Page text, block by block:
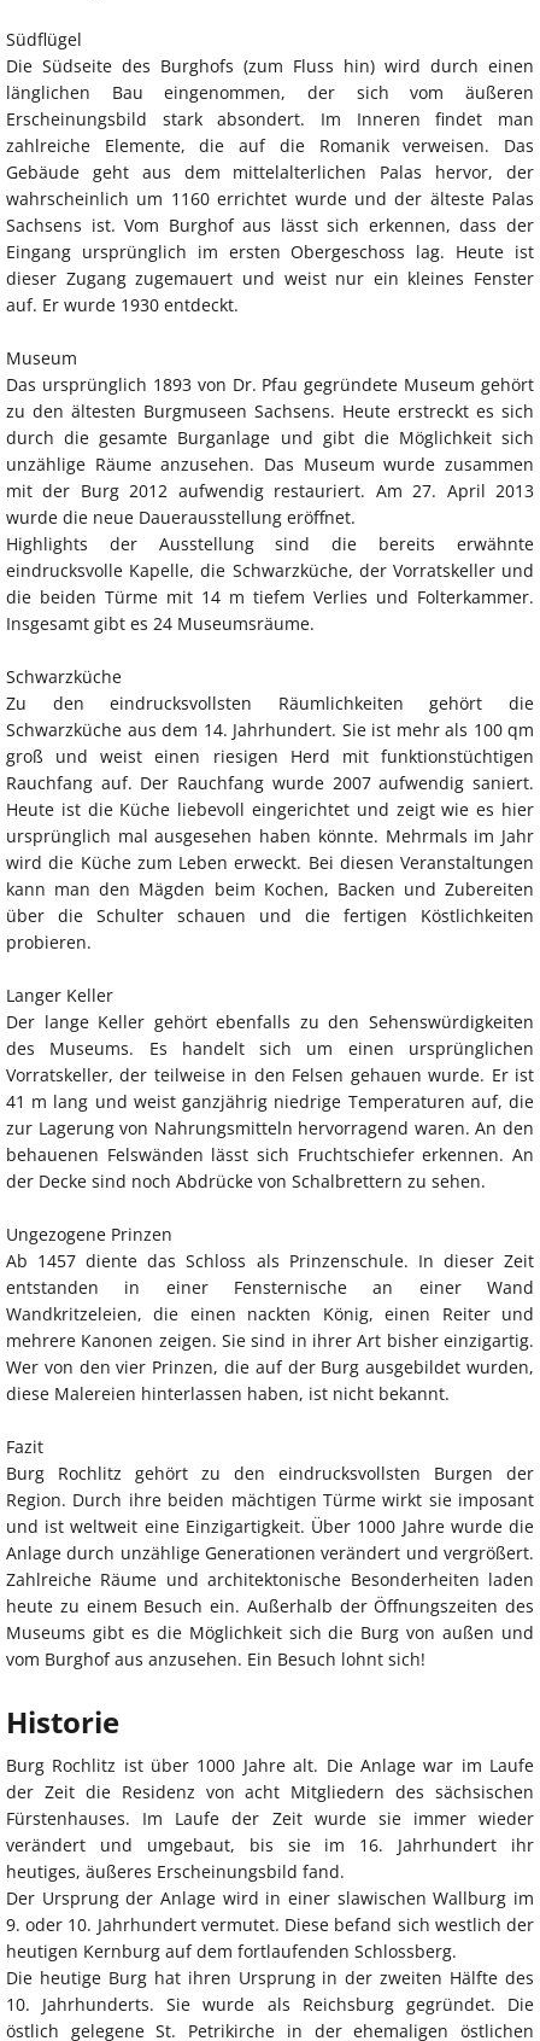
Südflügel
Die Südseite des Burghofs (zum Fluss hin) wird durch einen
länglichen Bau eingenommen, der sich vom äußeren
Erscheinungsbild stark absondert. Im Inneren findet man
zahlreiche Elemente, die auf die Romanik verweisen. Das
Gebäude geht aus dem mittelalterlichen Palas hervor, der
wahrscheinlich um 1160 errichtet wurde und der älteste Palas
Sachsens ist. Vom Burghof aus lässt sich erkennen, dass der
Eingang ursprünglich im ersten Obergeschoss lag. Heute ist
dieser Zugang zugemauert und weist nur ein kleines Fenster
auf. Er wurde 1930 entdeckt.
Museum
Das ursprünglich 1893 von Dr. Pfau gegründete Museum gehört
zu den ältesten Burgmuseen Sachsens. Heute erstreckt es sich
durch die gesamte Burganlage und gibt die Möglichkeit sich
unzählige Räume anzusehen. Das Museum wurde zusammen
mit der Burg 2012 aufwendig restauriert. Am 27. April 2013
wurde die neue Dauerausstellung eröffnet.
Highlights der Ausstellung sind die bereits erwähnte
eindrucksvolle Kapelle, die Schwarzküche, der Vorratskeller und
die beiden Türme mit 14 m tiefem Verlies und Folterkammer.
Insgesamt gibt es 24 Museumsräume.
Schwarzküche
Zu den eindrucksvollsten Räumlichkeiten gehört die
Schwarzküche aus dem 14. Jahrhundert. Sie ist mehr als 100 qm
groß und weist einen riesigen Herd mit funktionstüchtigen
Rauchfang auf. Der Rauchfang wurde 2007 aufwendig saniert.
Heute ist die Küche liebevoll eingerichtet und zeigt wie es hier
ursprünglich mal ausgesehen haben könnte. Mehrmals im Jahr
wird die Küche zum Leben erweckt. Bei diesen Veranstaltungen
kann man den Mägden beim Kochen, Backen und Zubereiten
über die Schulter schauen und die fertigen Köstlichkeiten
probieren.
Langer Keller
Der lange Keller gehört ebenfalls zu den Sehenswürdigkeiten
des Museums. Es handelt sich um einen ursprünglichen
Vorratskeller, der teilweise in den Felsen gehauen wurde. Er ist
41 m lang und weist ganzjährig niedrige Temperaturen auf, die
zur Lagerung von Nahrungsmitteln hervorragend waren. An den
behauenen Felswänden lässt sich Fruchtschiefer erkennen. An
der Decke sind noch Abdrücke von Schalbrettern zu sehen.
Ungezogene Prinzen
Ab 1457 diente das Schloss als Prinzenschule. In dieser Zeit
entstanden in einer Fensternische an einer Wand
Wandkritzeleien, die einen nackten König, einen Reiter und
mehrere Kanonen zeigen. Sie sind in ihrer Art bisher einzigartig.
Wer von den vier Prinzen, die auf der Burg ausgebildet wurden,
diese Malereien hinterlassen haben, ist nicht bekannt.
Fazit
Burg Rochlitz gehört zu den eindrucksvollsten Burgen der
Region. Durch ihre beiden mächtigen Türme wirkt sie imposant
und ist weltweit eine Einzigartigkeit. Über 1000 Jahre wurde die
Anlage durch unzählige Generationen verändert und vergrößert.
Zahlreiche Räume und architektonische Besonderheiten laden
heute zu einem Besuch ein. Außerhalb der Öffnungszeiten des
Museums gibt es die Möglichkeit sich die Burg von außen und
vom Burghof aus anzusehen. Ein Besuch lohnt sich!
Historie
Burg Rochlitz ist über 1000 Jahre alt. Die Anlage war im Laufe
der Zeit die Residenz von acht Mitgliedern des sächsischen
Fürstenhauses. Im Laufe der Zeit wurde sie immer wieder
verändert und umgebaut, bis sie im 16. Jahrhundert ihr
heutiges, äußeres Erscheinungsbild fand.
Der Ursprung der Anlage wird in einer slawischen Wallburg im
9. oder 10. Jahrhundert vermutet. Diese befand sich westlich der
heutigen Kernburg auf dem fortlaufenden Schlossberg.
Die heutige Burg hat ihren Ursprung in der zweiten Hälfte des
10. Jahrhunderts. Sie wurde als Reichsburg gegründet. Die
östlich gelegene St. Petrikirche in der ehemaligen östlichen